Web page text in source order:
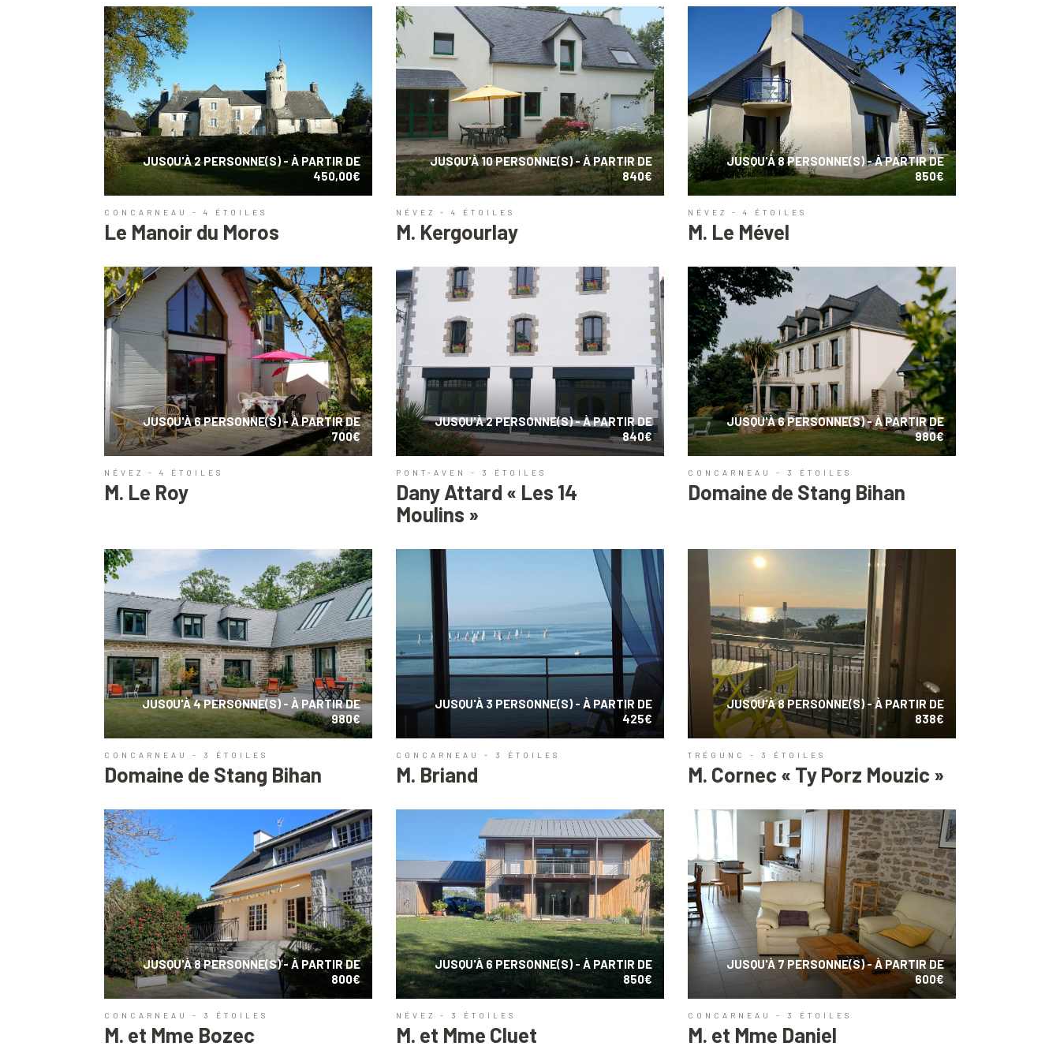
JUSQU'À 2 PERSONNE(S) - À PARTIR DE
450,00€
CONCARNEAU - 4 ÉTOILES
Le Manoir du Moros
JUSQU'À 10 PERSONNE(S) - À PARTIR DE
840€
NÉVEZ - 4 ÉTOILES
M. Kergourlay
JUSQU'À 8 PERSONNE(S) - À PARTIR DE
850€
NÉVEZ - 4 ÉTOILES
M. Le Mével
JUSQU'À 6 PERSONNE(S) - À PARTIR DE
700€
NÉVEZ - 4 ÉTOILES
M. Le Roy
JUSQU'À 2 PERSONNE(S) - À PARTIR DE
840€
PONT-AVEN - 3 ÉTOILES
Dany Attard « Les 14
Moulins »
JUSQU'À 6 PERSONNE(S) - À PARTIR DE
980€
CONCARNEAU - 3 ÉTOILES
Domaine de Stang Bihan
JUSQU'À 4 PERSONNE(S) - À PARTIR DE
980€
CONCARNEAU - 3 ÉTOILES
Domaine de Stang Bihan
JUSQU'À 3 PERSONNE(S) - À PARTIR DE
425€
CONCARNEAU - 3 ÉTOILES
M. Briand
JUSQU'À 8 PERSONNE(S) - À PARTIR DE
838€
TRÉGUNC - 3 ÉTOILES
M. Cornec « Ty Porz Mouzic »
JUSQU'À 8 PERSONNE(S) - À PARTIR DE
800€
CONCARNEAU - 3 ÉTOILES
M. et Mme Bozec
JUSQU'À 6 PERSONNE(S) - À PARTIR DE
850€
NÉVEZ - 3 ÉTOILES
M. et Mme Cluet
JUSQU'À 7 PERSONNE(S) - À PARTIR DE
600€
CONCARNEAU - 3 ÉTOILES
M. et Mme Daniel